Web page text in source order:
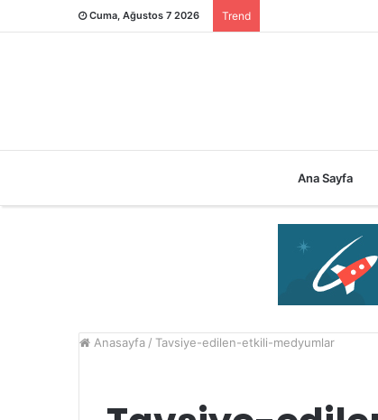
Cuma, Ağustos 7 2026 Trend
Ana Sayfa
Anasayfa / Tavsiye-edilen-etkili-medyumlar